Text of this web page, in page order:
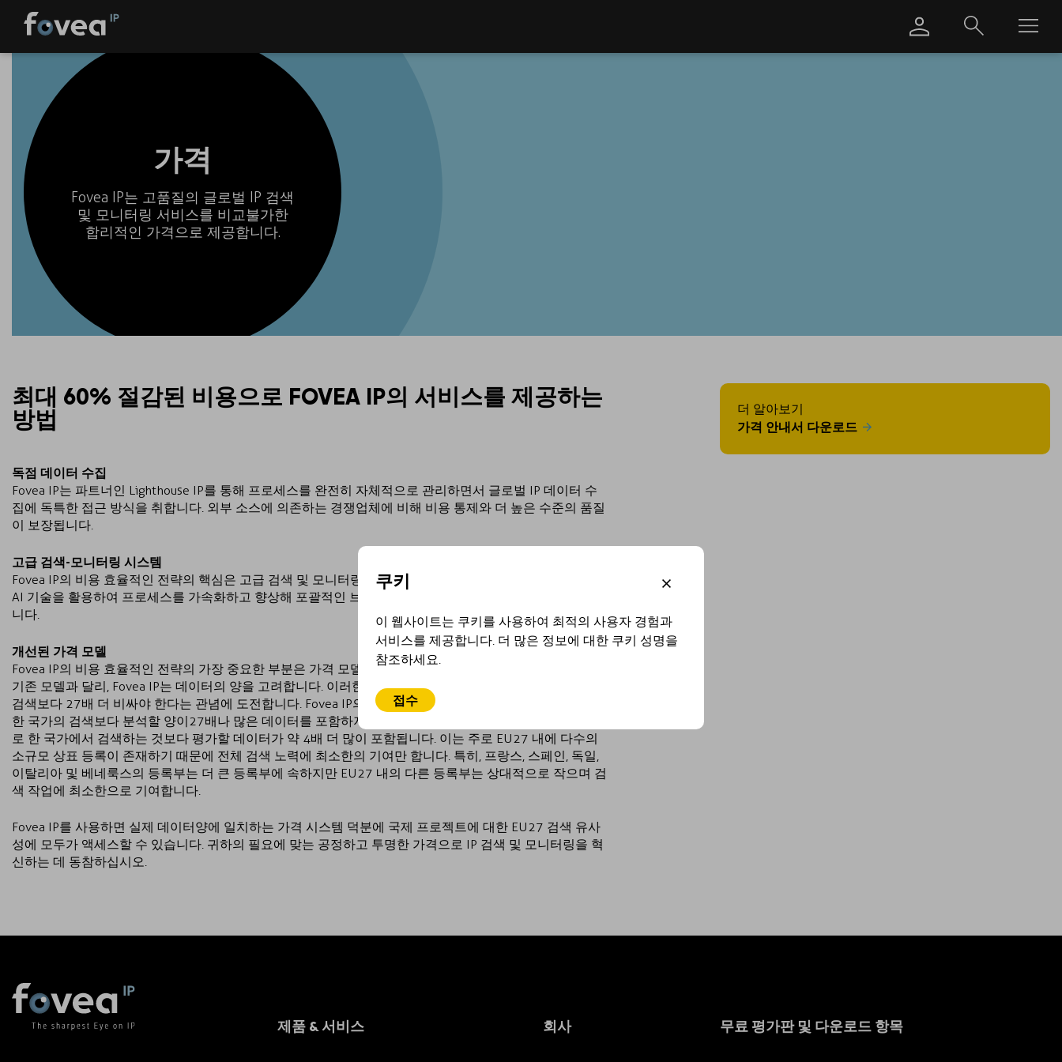
Skip
가격
Fovea IP는 고품질의 글로벌 IP 검색
및 모니터링 서비스를 비교불가한
합리적인 가격으로 제공합니다.
최대 60% 절감된 비용으로 FOVEA IP의 서비스를 제공하는
방법
독점 데이터 수집
Fovea IP는 파트너인 Lighthouse IP를 통해 프로세스를 완전히 자체적으로 관리하면서 글로벌 IP 데이터 수
집에 독특한 접근 방식을 취합니다. 외부 소스에 의존하는 경쟁업체에 비해 비용 통제와 더 높은 수준의 품질
이 보장됩니다.
고급 검색-모니터링 시스템
Fovea IP의 비용 효율적인 전략의 핵심은 고급 검색 및 모니터링 시스템입니다. Fovea IP는 자체 개발한 고급
AI 기술을 활용하여 프로세스를 가속화하고 향상해 포괄적인 브랜드 분석에 필요한 시간과 자원을 최소화합
니다.
개선된 가격 모델
Fovea IP의 비용 효율적인 전략의 가장 중요한 부분은 가격 모델입니다. 등록부 수에 따라 가격을 설정하는
기존 모델과 달리, Fovea IP는 데이터의 양을 고려합니다. 이러한 패러다임 전환은 EU27 검색이 한 국가의
검색보다 27배 더 비싸야 한다는 관념에 도전합니다. Fovea IP의 논리는 간단합니다. EU 27은 본질적으로
한 국가의 검색보다 분석할 양이27배나 많은 데이터를 포함하지 않습니다. 실제로 EU27 검색에는 일반적으
로 한 국가에서 검색하는 것보다 평가할 데이터가 약 4배 더 많이 포함됩니다. 이는 주로 EU27 내에 다수의
소규모 상표 등록이 존재하기 때문에 전체 검색 노력에 최소한의 기여만 합니다. 특히, 프랑스, 스페인, 독일,
이탈리아 및 베네룩스의 등록부는 더 큰 등록부에 속하지만 EU27 내의 다른 등록부는 상대적으로 작으며 검
색 작업에 최소한으로 기여합니다.
Fovea IP를 사용하면 실제 데이터양에 일치하는 가격 시스템 덕분에 국제 프로젝트에 대한 EU27 검색 유사
성에 모두가 액세스할 수 있습니다. 귀하의 필요에 맞는 공정하고 투명한 가격으로 IP 검색 및 모니터링을 혁
신하는 데 동참하십시오.
더 알아보기
가격 안내서 다운로드
제품 & 서비스 회사 무료 평가판 및 다운로드 항목
쿠키
이 웹사이트는 쿠키를 사용하여 최적의 사용자 경험과
서비스를 제공합니다. 더 많은 정보에 대한 쿠키 성명을
참조하세요.
접수